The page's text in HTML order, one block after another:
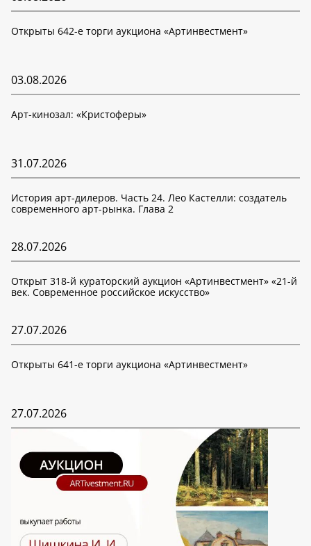
Открыты 642-е торги аукциона «Артинвестмент»
03.08.2026
Арт-кинозал: «Кристоферы»
31.07.2026
История арт-дилеров. Часть 24. Лео Кастелли: создатель
современного арт-рынка. Глава 2
28.07.2026
Открыт 318-й кураторский аукцион «Артинвестмент» «21-й
век. Современное российское искусство»
27.07.2026
Открыты 641-е торги аукциона «Артинвестмент»
27.07.2026